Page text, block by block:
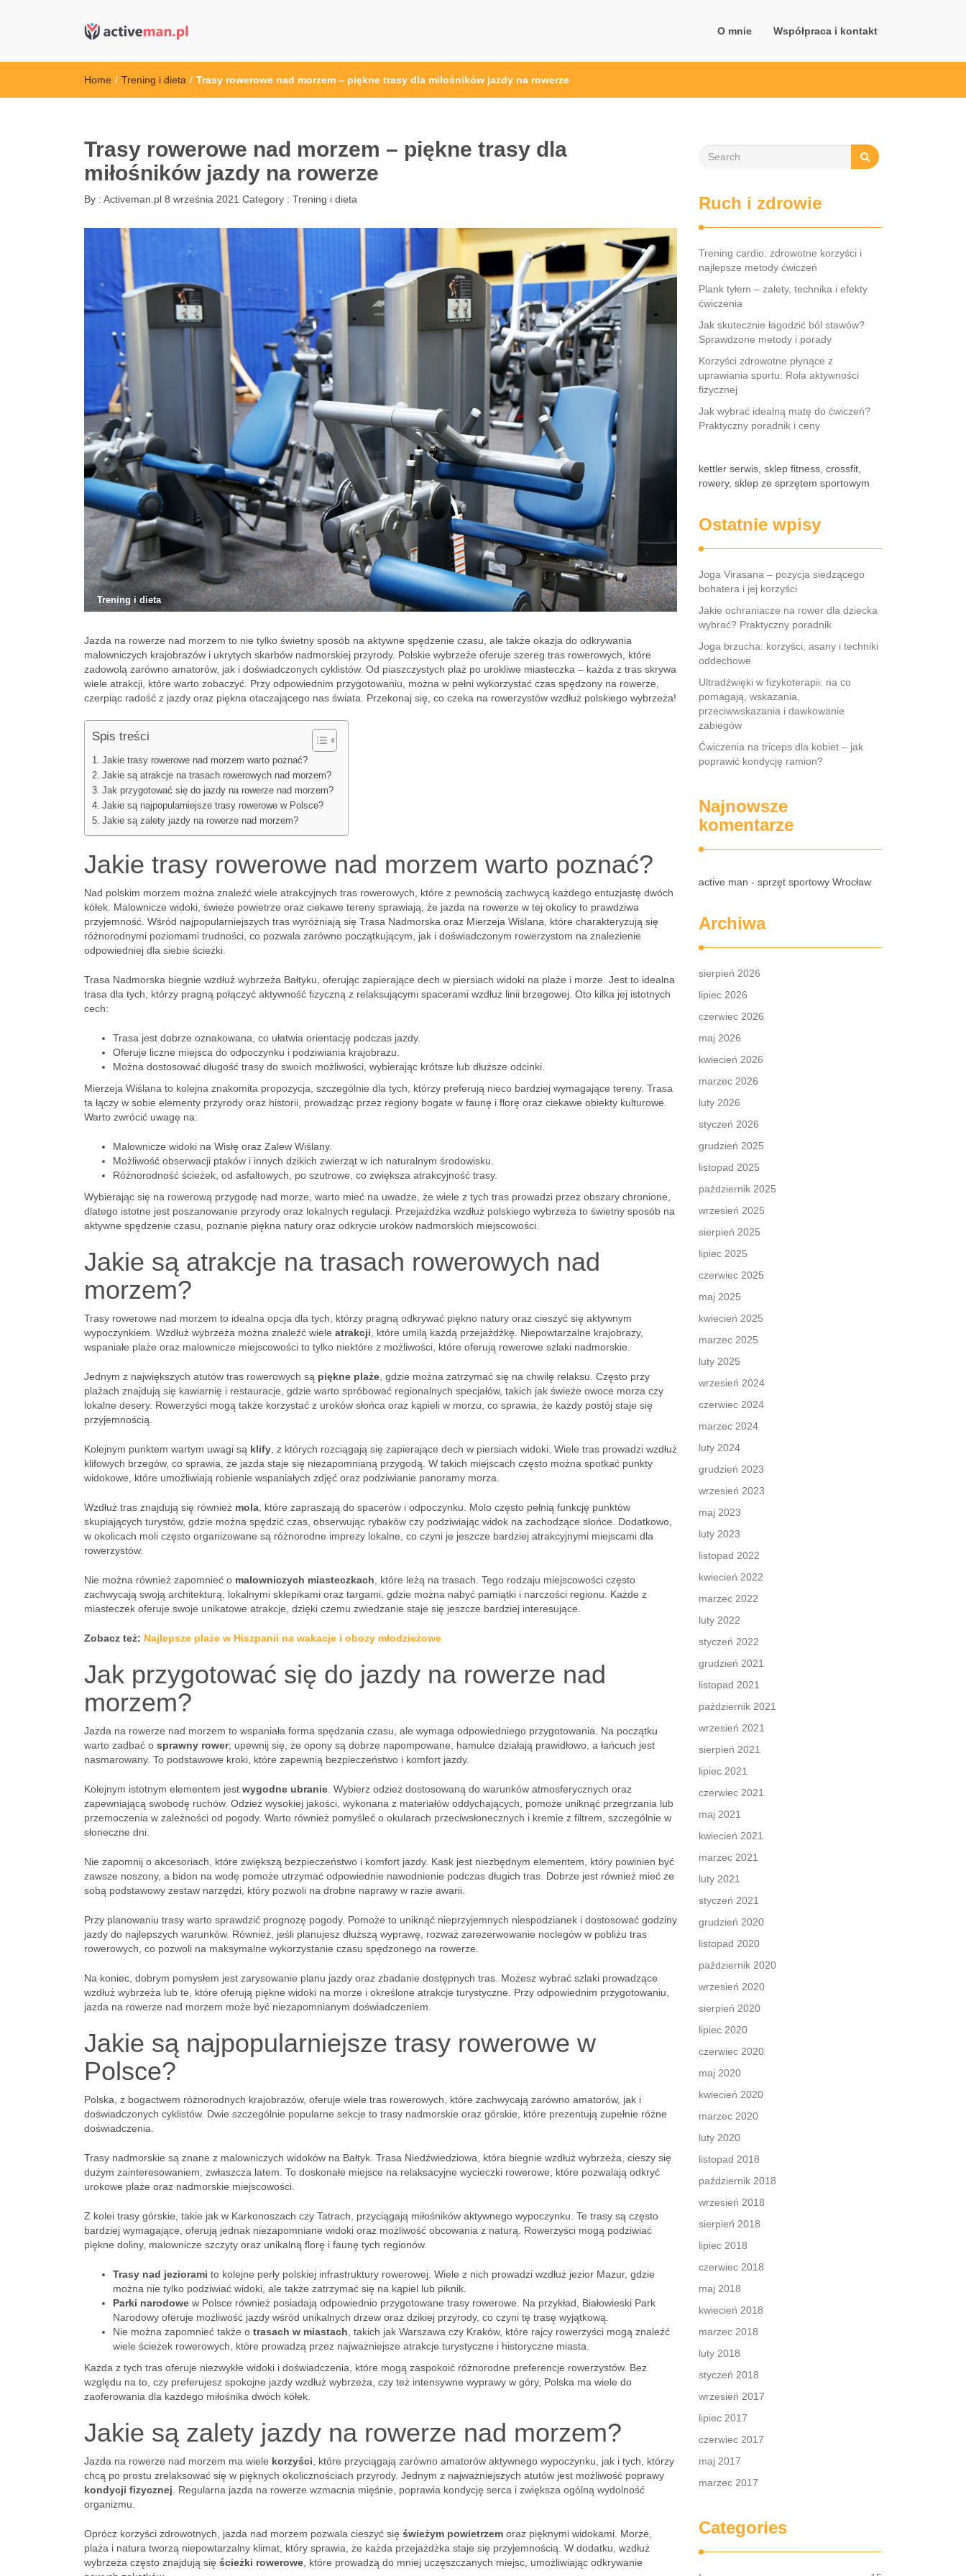
kettler serwis, sklep fitness, crossfit, rowery, sklep ze sprzętem sportowym
O mnie Współpraca i kontakt
Home / Trening i dieta / Trasy rowerowe nad morzem – piękne trasy dla miłośników jazdy na rowerze
Trasy rowerowe nad morzem – piękne trasy dla
miłośników jazdy na rowerze
By : Activeman.pl 8 września 2021 Category : Trening i dieta
Trening i dieta
Jazda na rowerze nad morzem to nie tylko świetny sposób na aktywne spędzenie czasu, ale także okazja do odkrywania
malowniczych krajobrazów i ukrytych skarbów nadmorskiej przyrody. Polskie wybrzeże oferuje szereg tras rowerowych, które
zadowolą zarówno amatorów, jak i doświadczonych cyklistów. Od piaszczystych plaż po urokliwe miasteczka – każda z tras skrywa
wiele atrakcji, które warto zobaczyć. Przy odpowiednim przygotowaniu, można w pełni wykorzystać czas spędzony na rowerze,
czerpiąc radość z jazdy oraz piękna otaczającego nas świata. Przekonaj się, co czeka na rowerzystów wzdłuż polskiego wybrzeża!
Spis treści
Jakie trasy rowerowe nad morzem warto poznać?
Jakie są atrakcje na trasach rowerowych nad morzem?
Jak przygotować się do jazdy na rowerze nad morzem?
Jakie są najpopularniejsze trasy rowerowe w Polsce?
Jakie są zalety jazdy na rowerze nad morzem?
Jakie trasy rowerowe nad morzem warto poznać?
Nad polskim morzem można znaleźć wiele atrakcyjnych tras rowerowych, które z pewnością zachwycą każdego entuzjastę dwóch
kółek. Malownicze widoki, świeże powietrze oraz ciekawe tereny sprawiają, że jazda na rowerze w tej okolicy to prawdziwa
przyjemność. Wśród najpopularniejszych tras wyróżniają się Trasa Nadmorska oraz Mierzeja Wiślana, które charakteryzują się
różnorodnymi poziomami trudności, co pozwala zarówno początkującym, jak i doświadczonym rowerzystom na znalezienie
odpowiedniej dla siebie ścieżki.
Trasa Nadmorska biegnie wzdłuż wybrzeża Bałtyku, oferując zapierające dech w piersiach widoki na plaże i morze. Jest to idealna
trasa dla tych, którzy pragną połączyć aktywność fizyczną z relaksującymi spacerami wzdłuż linii brzegowej. Oto kilka jej istotnych
cech:
Trasa jest dobrze oznakowana, co ułatwia orientację podczas jazdy.
Oferuje liczne miejsca do odpoczynku i podziwiania krajobrazu.
Można dostosować długość trasy do swoich możliwości, wybierając krótsze lub dłuższe odcinki.
Mierzeja Wiślana to kolejna znakomita propozycja, szczególnie dla tych, którzy preferują nieco bardziej wymagające tereny. Trasa
ta łączy w sobie elementy przyrody oraz historii, prowadząc przez regiony bogate w faunę i florę oraz ciekawe obiekty kulturowe.
Warto zwrócić uwagę na:
Malownicze widoki na Wisłę oraz Zalew Wiślany.
Możliwość obserwacji ptaków i innych dzikich zwierząt w ich naturalnym środowisku.
Różnorodność ścieżek, od asfaltowych, po szutrowe, co zwiększa atrakcyjność trasy.
Wybierając się na rowerową przygodę nad morze, warto mieć na uwadze, że wiele z tych tras prowadzi przez obszary chronione,
dlatego istotne jest poszanowanie przyrody oraz lokalnych regulacji. Przejażdżka wzdłuż polskiego wybrzeża to świetny sposób na
aktywne spędzenie czasu, poznanie piękna natury oraz odkrycie uroków nadmorskich miejscowości.
Jakie są atrakcje na trasach rowerowych nad
morzem?
Trasy rowerowe nad morzem to idealna opcja dla tych, którzy pragną odkrywać piękno natury oraz cieszyć się aktywnym
wypoczynkiem. Wzdłuż wybrzeża można znaleźć wiele atrakcji , które umilą każdą przejażdżkę. Niepowtarzalne krajobrazy,
wspaniałe plaże oraz malownicze miejscowości to tylko niektóre z możliwości, które oferują rowerowe szlaki nadmorskie.
Jednym z największych atutów tras rowerowych są piękne plaże , gdzie można zatrzymać się na chwilę relaksu. Często przy
plażach znajdują się kawiarnię i restauracje, gdzie warto spróbować regionalnych specjałów, takich jak świeże owoce morza czy
lokalne desery. Rowerzyści mogą także korzystać z uroków słońca oraz kąpieli w morzu, co sprawia, że każdy postój staje się
przyjemnością.
Kolejnym punktem wartym uwagi są klify , z których rozciągają się zapierające dech w piersiach widoki. Wiele tras prowadzi wzdłuż
klifowych brzegów, co sprawia, że jazda staje się niezapomnianą przygodą. W takich miejscach często można spotkać punkty
widokowe, które umożliwiają robienie wspaniałych zdjęć oraz podziwianie panoramy morza.
Wzdłuż tras znajdują się również mola , które zapraszają do spacerów i odpoczynku. Molo często pełnią funkcję punktów
skupiających turystów, gdzie można spędzić czas, obserwując rybaków czy podziwiając widok na zachodzące słońce. Dodatkowo,
w okolicach moli często organizowane są różnorodne imprezy lokalne, co czyni je jeszcze bardziej atrakcyjnymi miejscami dla
rowerzystów.
Nie można również zapomnieć o malowniczych miasteczkach , które leżą na trasach. Tego rodzaju miejscowości często
zachwycają swoją architekturą, lokalnymi sklepikami oraz targami, gdzie można nabyć pamiątki i narczości regionu. Każde z
miasteczek oferuje swoje unikatowe atrakcje, dzięki czemu zwiedzanie staje się jeszcze bardziej interesujące.
Zobacz też: Najlepsze plaże w Hiszpanii na wakacje i obozy młodzieżowe
Jak przygotować się do jazdy na rowerze nad
morzem?
Jazda na rowerze nad morzem to wspaniała forma spędzania czasu, ale wymaga odpowiedniego przygotowania. Na początku
warto zadbać o sprawny rower; upewnij się, że opony są dobrze napompowane, hamulce działają prawidłowo, a łańcuch jest
nasmarowany. To podstawowe kroki, które zapewnią bezpieczeństwo i komfort jazdy.
Kolejnym istotnym elementem jest wygodne ubranie . Wybierz odzież dostosowaną do warunków atmosferycznych oraz
zapewniającą swobodę ruchów. Odzież wysokiej jakości, wykonana z materiałów oddychających, pomoże uniknąć przegrzania lub
przemoczenia w zależności od pogody. Warto również pomyśleć o okularach przeciwsłonecznych i kremie z filtrem, szczególnie w
słoneczne dni.
Nie zapomnij o akcesoriach, które zwiększą bezpieczeństwo i komfort jazdy. Kask jest niezbędnym elementem, który powinien być
zawsze noszony, a bidon na wodę pomoże utrzymać odpowiednie nawodnienie podczas długich tras. Dobrze jest również mieć ze
sobą podstawowy zestaw narzędzi, który pozwoli na drobne naprawy w razie awarii.
Przy planowaniu trasy warto sprawdzić prognozę pogody. Pomoże to uniknąć nieprzyjemnych niespodzianek i dostosować godziny
jazdy do najlepszych warunków. Również, jeśli planujesz dłuższą wyprawę, rozważ zarezerwowanie noclegów w pobliżu tras
rowerowych, co pozwoli na maksymalne wykorzystanie czasu spędzonego na rowerze.
Na koniec, dobrym pomysłem jest zarysowanie planu jazdy oraz zbadanie dostępnych tras. Możesz wybrać szlaki prowadzące
wzdłuż wybrzeża lub te, które oferują piękne widoki na morze i określone atrakcje turystyczne. Przy odpowiednim przygotowaniu,
jazda na rowerze nad morzem może być niezapomnianym doświadczeniem.
Jakie są najpopularniejsze trasy rowerowe w
Polsce?
Polska, z bogactwem różnorodnych krajobrazów, oferuje wiele tras rowerowych, które zachwycają zarówno amatorów, jak i
doświadczonych cyklistów. Dwie szczególnie popularne sekcje to trasy nadmorskie oraz górskie, które prezentują zupełnie różne
doświadczenia.
Trasy nadmorskie są znane z malowniczych widoków na Bałtyk. Trasa Niedźwiedziowa, która biegnie wzdłuż wybrzeża, cieszy się
dużym zainteresowaniem, zwłaszcza latem. To doskonałe miejsce na relaksacyjne wycieczki rowerowe, które pozwalają odkryć
urokowe plaże oraz nadmorskie miejscowości.
Z kolei trasy górskie, takie jak w Karkonoszach czy Tatrach, przyciągają miłośników aktywnego wypoczynku. Te trasy są często
bardziej wymagające, oferują jednak niezapomniane widoki oraz możliwość obcowania z naturą. Rowerzyści mogą podziwiać
piękne doliny, malownicze szczyty oraz unikalną florę i faunę tych regionów.
Trasy nad jeziorami to kolejne perły polskiej infrastruktury rowerowej. Wiele z nich prowadzi wzdłuż jezior Mazur, gdzie
można nie tylko podziwiać widoki, ale także zatrzymać się na kąpiel lub piknik.
Parki narodowe w Polsce również posiadają odpowiednio przygotowane trasy rowerowe. Na przykład, Białowieski Park
Narodowy oferuje możliwość jazdy wśród unikalnych drzew oraz dzikiej przyrody, co czyni tę trasę wyjątkową.
Nie można zapomnieć także o trasach w miastach , takich jak Warszawa czy Kraków, które rajcy rowerzyści mogą znaleźć
wiele ścieżek rowerowych, które prowadzą przez najważniejsze atrakcje turystyczne i historyczne miasta.
Każda z tych tras oferuje niezwykłe widoki i doświadczenia, które mogą zaspokoić różnorodne preferencje rowerzystów. Bez
względu na to, czy preferujesz spokojne jazdy wzdłuż wybrzeża, czy też intensywne wyprawy w góry, Polska ma wiele do
zaoferowania dla każdego miłośnika dwóch kółek.
Jakie są zalety jazdy na rowerze nad morzem?
Jazda na rowerze nad morzem ma wiele korzyści , które przyciągają zarówno amatorów aktywnego wypoczynku, jak i tych, którzy
chcą po prostu zrelaksować się w pięknych okolicznościach przyrody. Jednym z najważniejszych atutów jest możliwość poprawy
kondycji fizycznej . Regularna jazda na rowerze wzmacnia mięśnie, poprawia kondycję serca i zwiększa ogólną wydolność
organizmu.
Oprócz korzyści zdrowotnych, jazda nad morzem pozwala cieszyć się świeżym powietrzem oraz pięknymi widokami. Morze,
plaża i natura tworzą niepowtarzalny klimat, który sprawia, że każda przejażdżka staje się przyjemnością. W dodatku, wzdłuż
wybrzeża często znajdują się ścieżki rowerowe , które prowadzą do mniej uczęszczanych miejsc, umożliwiając odkrywanie
Ruch i zdrowie
Trening cardio: zdrowotne korzyści i
najlepsze metody ćwiczeń
Plank tyłem – zalety, technika i efekty
ćwiczenia
Jak skutecznie łagodzić ból stawów?
Sprawdzone metody i porady
Korzyści zdrowotne płynące z
uprawiania sportu: Rola aktywności
fizycznej
Jak wybrać idealną matę do ćwiczeń?
Praktyczny poradnik i ceny
kettler serwis, sklep fitness, crossfit,
rowery, sklep ze sprzętem sportowym
Ostatnie wpisy
Joga Virasana – pozycja siedzącego
bohatera i jej korzyści
Jakie ochraniacze na rower dla dziecka
wybrać? Praktyczny poradnik
Joga brzucha: korzyści, asany i techniki
oddechowe
Ultradźwięki w fizykoterapii: na co
pomagają, wskazania,
przeciwwskazania i dawkowanie
zabiegów
Ćwiczenia na triceps dla kobiet – jak
poprawić kondycję ramion?
Najnowsze
komentarze
active man - sprzęt sportowy Wrocław
Archiwa
sierpień 2026
lipiec 2026
czerwiec 2026
maj 2026
kwiecień 2026
marzec 2026
luty 2026
styczeń 2026
grudzień 2025
listopad 2025
październik 2025
wrzesień 2025
sierpień 2025
lipiec 2025
czerwiec 2025
maj 2025
kwiecień 2025
marzec 2025
luty 2025
wrzesień 2024
czerwiec 2024
marzec 2024
luty 2024
grudzień 2023
wrzesień 2023
maj 2023
luty 2023
listopad 2022
kwiecień 2022
marzec 2022
luty 2022
styczeń 2022
grudzień 2021
listopad 2021
październik 2021
wrzesień 2021
sierpień 2021
lipiec 2021
czerwiec 2021
maj 2021
kwiecień 2021
marzec 2021
luty 2021
styczeń 2021
grudzień 2020
listopad 2020
październik 2020
wrzesień 2020
sierpień 2020
lipiec 2020
czerwiec 2020
maj 2020
kwiecień 2020
marzec 2020
luty 2020
listopad 2018
październik 2018
wrzesień 2018
sierpień 2018
lipiec 2018
czerwiec 2018
maj 2018
kwiecień 2018
marzec 2018
luty 2018
styczeń 2018
wrzesień 2017
lipiec 2017
czerwiec 2017
maj 2017
marzec 2017
Categories